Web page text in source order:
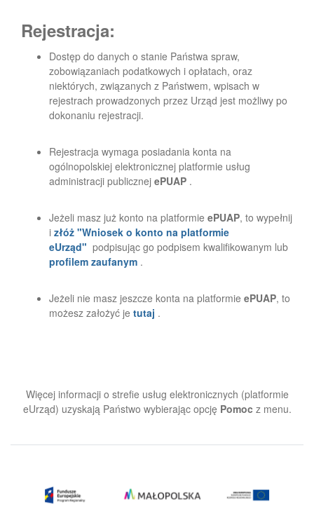
Rejestracja:
Dostęp do danych o stanie Państwa spraw,
zobowiązaniach podatkowych i opłatach, oraz
niektórych, związanych z Państwem, wpisach w
rejestrach prowadzonych przez Urząd jest możliwy po
dokonaniu rejestracji.
Rejestracja wymaga posiadania konta na
ogólnopolskiej elektronicznej platformie usług
administracji publicznej ePUAP .
Jeżeli masz już konto na platformie ePUAP, to wypełnij
i złóż "Wniosek o konto na platformie
eUrząd" podpisując go podpisem kwalifikowanym lub
profilem zaufanym .
Jeżeli nie masz jeszcze konta na platformie ePUAP, to
możesz założyć je tutaj .
Więcej informacji o strefie usług elektronicznych (platformie
eUrząd) uzyskają Państwo wybierając opcję Pomocz menu.